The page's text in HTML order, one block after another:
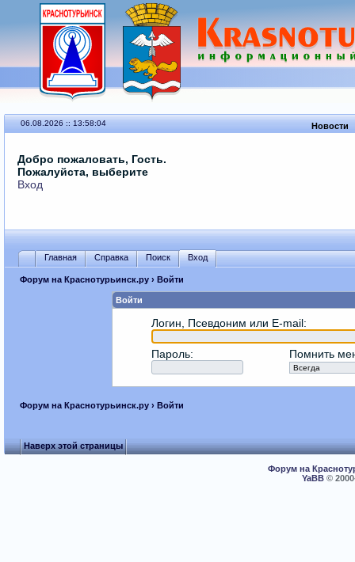
06.08.2026 :: 13:58:04 Новости
Добро пожаловать, Гость.
Пожалуйста, выберите
Вход
Главная Справка Поиск Вход
Форум на Краснотурьинск.ру› Войти
Войти
Логин, Псевдоним или E-mail:
Пароль: Помнить
Форум на Краснотурьинск.ру› Войти
Наверх этой страницы
Форум на
YaBB©